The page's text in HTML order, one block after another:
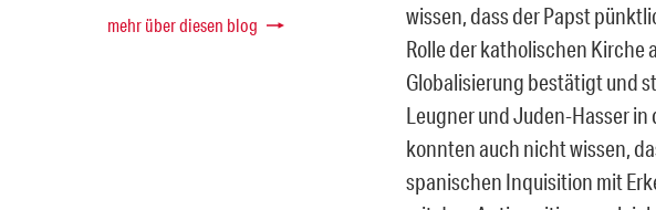
mehr über diesen blog
wissen, dass der Papst
Rolle der katholischen Kirche
Globalisierung bestätigt und
Leugner und Juden-Hasser
konnten auch nicht wissen,
spanischen Inquisition mit